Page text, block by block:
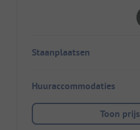
Staanplaatsen
Huuraccommodaties
Toon prijs